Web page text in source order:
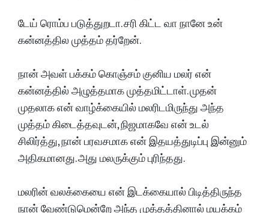
டேய் ரொம்ப படுத்துறடா. சரி கிட்ட வா நானே உன்
கன்னத்தில முத்தம் தர்றேன்.
நான் அவள் பக்கம் கொஞ்சம் குனிய மலர் என்
கன்னத்தில் அழுத்தமாக முத்தமிட்டாள். முதன்
முதலாக என் வாழ்க்கையில் மலரிடமிருந்து அந்த
முத்தம் கிடைத்தவுடன், நிஜமாகவே என் உடல்
சிலிர்த்து, நான் பரவசமாக என் இதயத்துடிப்பு இன்னும்
அதிகமானது. அது மலருக்கும் புரிந்தது.
மலரின் வலக்கையை என் இடக்கையால் பிடித்திருந்த
நான் வேண்டுமென்றே அந்த முத்தத்தினால் மயக்கம்